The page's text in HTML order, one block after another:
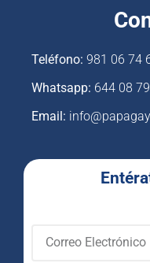
Teléfono: 981 06 74
Whatsapp: 644 08
Email: